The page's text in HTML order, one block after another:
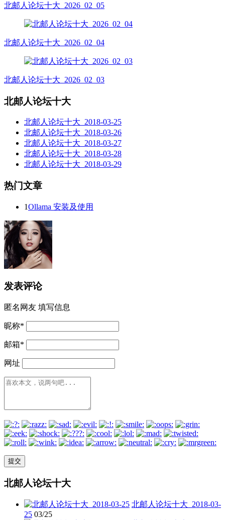
北邮人论坛十大_2026_02_05
北邮人论坛十大_2026_02_04
北邮人论坛十大_2026_02_03
北邮人论坛十大
北邮人论坛十大_2018-03-25
北邮人论坛十大_2018-03-26
北邮人论坛十大_2018-03-27
北邮人论坛十大_2018-03-28
北邮人论坛十大_2018-03-29
热门文章
1Ollama 安装及使用
发表评论
匿名网友 填写信息
昵称*
邮箱*
网址
北邮人论坛十大
北邮人论坛十大_2018-03-
25 03/25